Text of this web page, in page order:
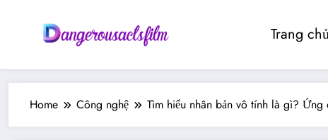
Trang
Home Công nghệ Tìm hiểu nhân bản vô tính là gì?